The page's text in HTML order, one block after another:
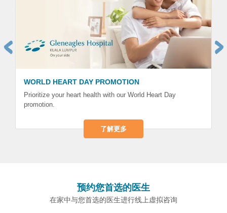
WORLD HEART DAY PROMOTION
Prioritize your heart health with our World Heart Day
promotion.
了解更多
预约您首选的医生
在家中与您首选的医生进行线上虚拟咨询